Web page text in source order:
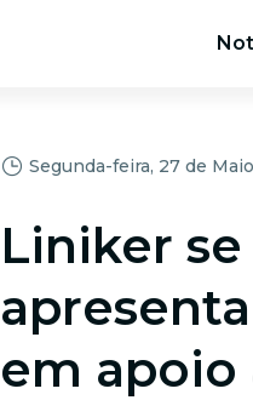
Segunda-feira, 27 de
Liniker
em apoio